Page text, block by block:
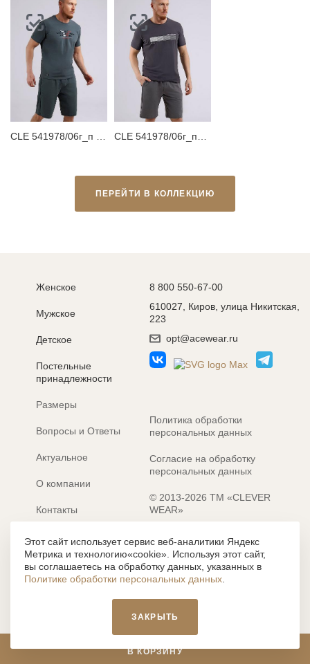
В КОРЗИНУ
ПЕРЕЙТИ В КОЛЛЕКЦИЮ
Женское
Мужское
Детское
Постельные
принадлежности
Размеры
Вопросы и Ответы
Актуальное
О компании
Контакты
Электронные каталоги
8 800 550-67-00
610027, Киров, улица Никитская,
223
opt@acewear.ru
Политика обработки
персональных данных
Согласие на обработку
персональных данных
© 2013-2026 ТМ «CLEVER
WEAR»
Разработка сайта: MACHAON
Все содержание, представленное или отраженное на сайте
https://clever-style.ru, включая, но не ограничиваясь, текстом,
графикой, фотографиями, иллюстрациями и т.д., являются
объектами авторского права, использование которых, без
письменного разрешения администрации и без активной
влечет наложение ответственности с действующим
законодательством РФ.
Этот сайт использует сервис веб-аналитики Яндекс
Метрика и технологию«cookie». Используя этот сайт,
вы соглашаетесь на обработку данных, указанных в
Политике обработки персональных данных
ЗАКРЫТЬ